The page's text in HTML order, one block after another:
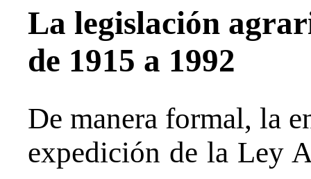
La legislación
de 1915 a 1992
De manera formal, la
expedición de la Ley